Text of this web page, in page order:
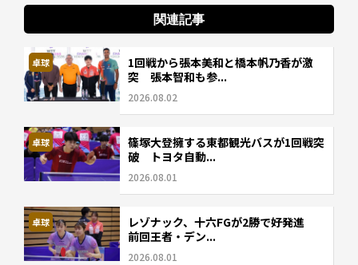
関連記事
卓球
1回戦から張本美和と橋本帆乃香が激
突 張本智和も参...
2026.08.02
卓球
篠塚大登擁する東都観光バスが1回戦突
破 トヨタ自動...
2026.08.01
卓球
レゾナック、十六FGが2勝で好発進
前回王者・デン...
2026.08.01